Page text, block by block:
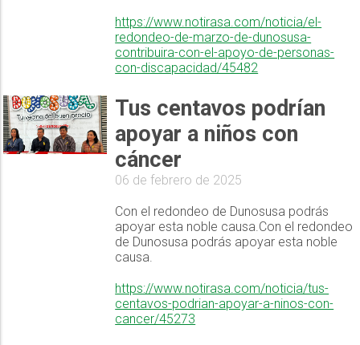
https://www.notirasa.com/noticia/el-
redondeo-de-marzo-de-dunosusa-
contribuira-con-el-apoyo-de-personas-
con-discapacidad/45482
Tus centavos podrían
apoyar a niños con
cáncer
06 de febrero de 2025
Con el redondeo de Dunosusa podrás
apoyar esta noble causa.Con el redondeo
de Dunosusa podrás apoyar esta noble
causa.
https://www.notirasa.com/noticia/tus-
centavos-podrian-apoyar-a-ninos-con-
cancer/45273